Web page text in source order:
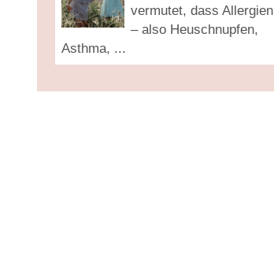
vermutet, dass Allergien
– also Heuschnupfen,
Asthma, ...